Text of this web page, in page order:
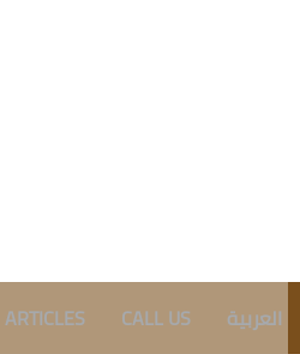
ARTICLES CALL US العربية